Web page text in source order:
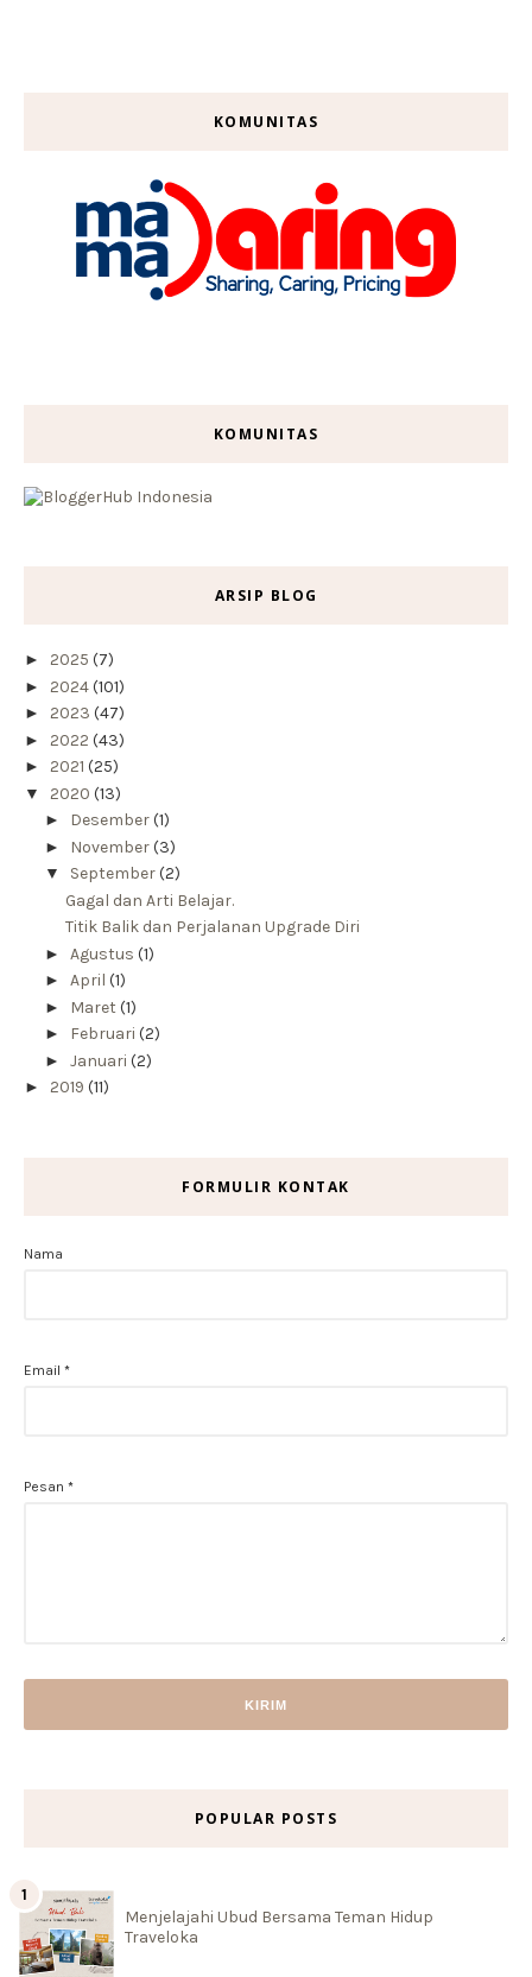
KOMUNITAS
KOMUNITAS
ARSIP BLOG
► 2025 (7)
► 2024(101)
► 2023 (47)
► 2022 (43)
► 2021 (25)
▼ 2020 (13)
► Desember(1)
► November(3)
▼ September(2)
Gagal dan Arti Belajar.
Titik Balik dan Perjalanan Upgrade Diri
► Agustus (1)
► April (1)
► Maret (1)
► Februari (2)
► Januari (2)
► 2019 (11)
FORMULIR KONTAK
Nama
Email *
Pesan *
POPULAR POSTS
Menjelajahi Ubud Bersama Teman Hidup
Traveloka